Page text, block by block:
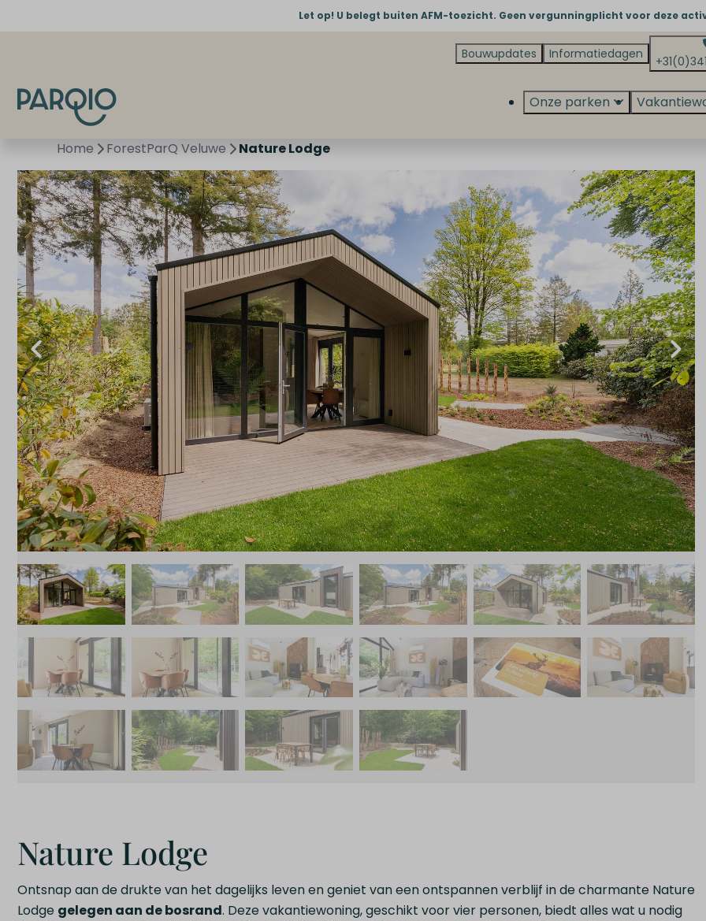
Let op! U belegt buiten AFM-toezicht. Geen vergunningplicht voor deze
Bouwupdates Informatiedagen
Onze parken
Home ForestParQ Veluwe Nature Lodge
Nature Lodge
Ontsnap aan de drukte van het dagelijks leven en geniet van een ontspannen verblijf in de charmante Nature
Lodge gelegen aan de bosrand. Deze vakantiewoning, geschikt voor vier personen, biedt alles wat u nodig